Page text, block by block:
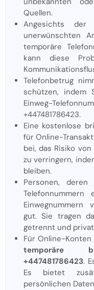
Quellen.
Angesichts
unerwünschten
temporäre
kann diese
Telefonbetrug
schützen, indem
Einweg-
+447481786423.
Eine kostenlose
für Online-
bei, das Risiko
zu verringern,
bleiben.
Personen,
Telefonnummern
Einwegnummern
gut. Sie tragen
getrennt und
Für Online-
temporäre
+447481786423.
Es bietet
persönlichen